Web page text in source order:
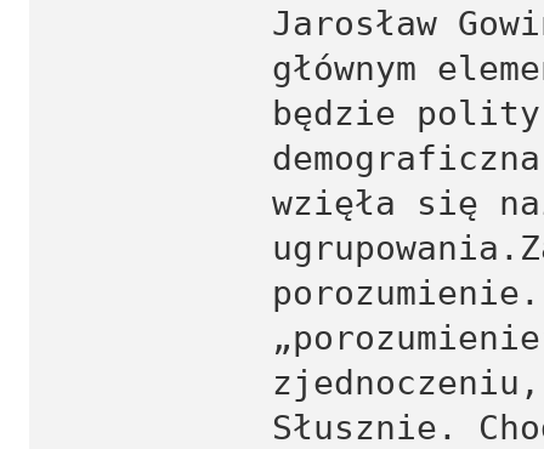
Jarosław
głównym
będzie
wzięła się
porozumienie.
Słusznie.